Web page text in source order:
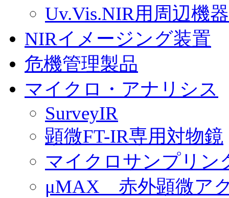
Uv.Vis.NIR用周辺機
NIRイメージング装置
危機管理製品
マイクロ・アナリシス
SurveyIR
顕微FT-IR専用対物鏡
マイクロサンプリン
μMAX 赤外顕微ア